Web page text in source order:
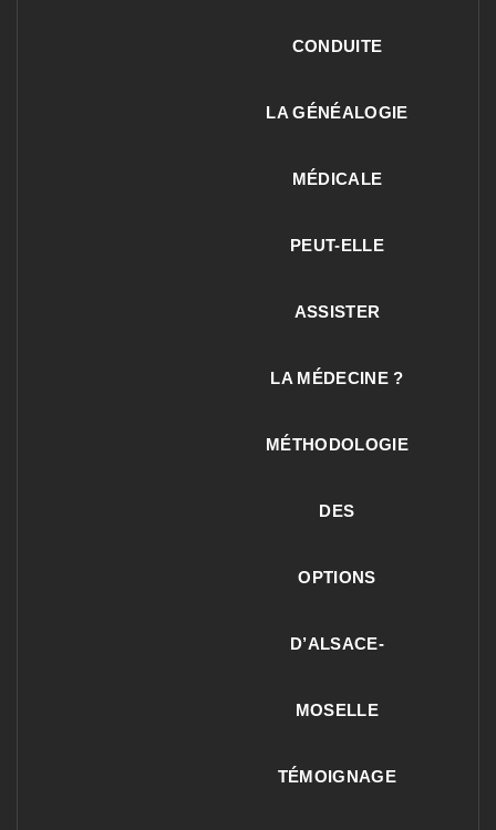
CONDUITE
LA GÉNÉALOGIE
MÉDICALE
PEUT-ELLE
ASSISTER
LA MÉDECINE ?
MÉTHODOLOGIE
DES
OPTIONS
D’ALSACE-
MOSELLE
TÉMOIGNAGE